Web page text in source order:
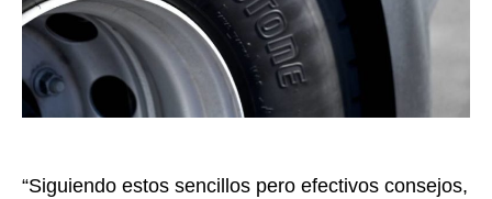
las
“Siguiendo estos sencillos pero efectivos consejos,